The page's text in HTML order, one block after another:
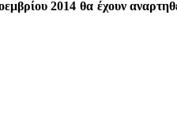
2014 θα έχουν